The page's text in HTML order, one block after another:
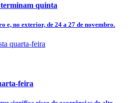
quinta
e, no exterior, de 24 a 27 de novembro.
feira